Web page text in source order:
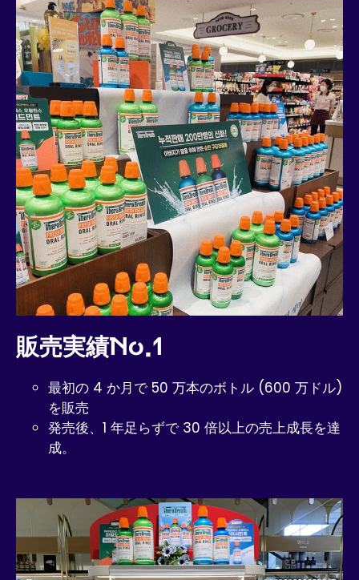
販売実績No.1
最初の 4 か月で 50 万本のボトル ​​(600 万ドル)
を販売
発売後、1 年足らずで 30 倍以上の売上成長を達
成。